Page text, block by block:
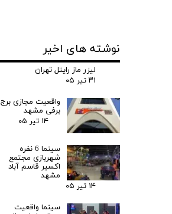
نوشته های اخیر
لیزر ماز رایتل تهران
۳۱ تیر ۰۵
واقعیت مجازی برج
برفی مشهد
۱۴ تیر ۰۵
سینما 6 نفره
شهربازی مجتمع
اکسیر قاسم آباد
مشهد
۱۴ تیر ۰۵
سینما واقعیت